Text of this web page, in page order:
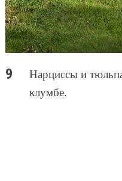
Нарциссы и
клумбе.